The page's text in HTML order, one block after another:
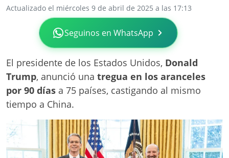
Actualizado el miércoles 9 de abril de 2025 a las 17:13
Seguinos en WhatsApp
El presidente de los Estados Unidos, Donald
Trump, anunció una tregua en los aranceles
por 90 días a 75 países, castigando al mismo
tiempo a China.